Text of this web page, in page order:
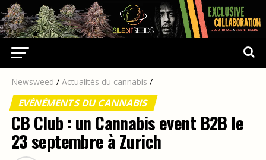
Newsweed / Actualités du cannabis /
EVÉNÉMENTS DU CANNABIS
CB Club : un Cannabis event B2B le
23 septembre à Zurich